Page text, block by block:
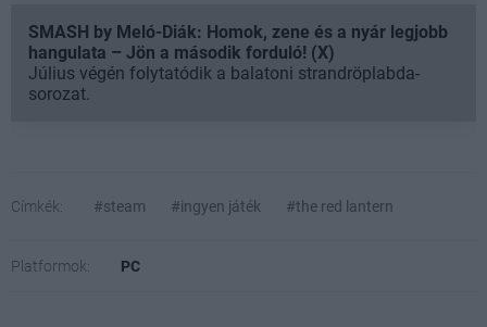
SMASH by Meló-Diák: Homok, zene és a nyár legjobb
hangulata – Jön a második forduló! (X)
Július végén folytatódik a balatoni strandröplabda-
sorozat.
Címkék: #steam #ingyen játék #the red lantern
Platformok: PC